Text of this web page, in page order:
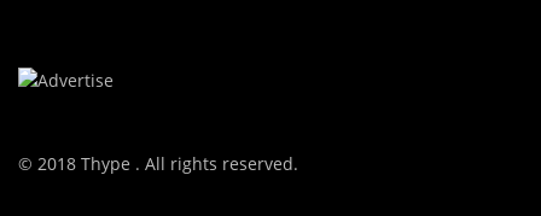
© 2018 Thype . All rights reserved.